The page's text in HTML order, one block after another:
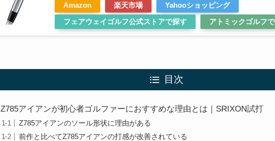
Amazon 楽天市場
Yahooショッピング
フェアウェイゴルフ公式ストアで探す
アトミックゴルフ
目次
Z785アイアンが初心者ゴルファーにおすすめな理由とは｜SRIXON試打
Z785アイアンのソール形状に理由がある
前作と比べてZ785アイアンの打感が改善されている